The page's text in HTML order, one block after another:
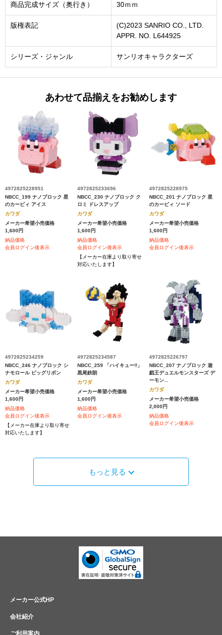
商品完成サイズ（奥行き） 30ｍｍ
版権表記
(C)2023 SANRIO CO., LTD.
APPR. NO. L644925
シリーズ・ジャンル サンリオキャラクターズ
あわせて品揃えをお勧めします
4972825228951
NBCC_199 ナノブロック 星
のカービィ アイス
カワダ
メーカー希望小売価格
1,600円
納品価格
会員ログイン後表示
4972825233696
NBCC_230 ナノブロック ク
ロミ ドレスアップ
カワダ
メーカー希望小売価格
1,600円
納品価格
会員ログイン後表示
【メーカー在庫より取り寄せ
対応いたします】
4972825228975
NBCC_201 ナノブロック 星
のカービィ ソード
カワダ
メーカー希望小売価格
1,600円
納品価格
会員ログイン後表示
4972825234259
NBCC_246 ナノブロック シ
ナモロール ビッグリボン
カワダ
メーカー希望小売価格
1,600円
納品価格
会員ログイン後表示
【メーカー在庫より取り寄せ
対応いたします】
4972825234587
NBCC_259 「ハイキュー!!」
黒尾鉄朗
カワダ
メーカー希望小売価格
1,600円
納品価格
会員ログイン後表示
4972825226797
NBCC_207 ナノブロック 遊
戯王デュエルモンスターズ デ
ーモン...
カワダ
メーカー希望小売価格
2,000円
納品価格
会員ログイン後表示
もっと見る
メーカー公式HP
会社紹介
ご利用案内